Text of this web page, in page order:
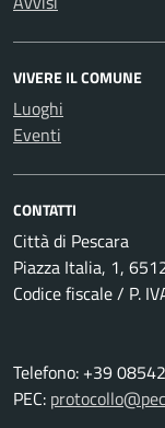
VIVERE IL COMUNE
Luoghi
Eventi
CONTATTI
Città di Pescara
Piazza Italia, 1,
Codice fiscale / P.
Telefono: +39
PEC: